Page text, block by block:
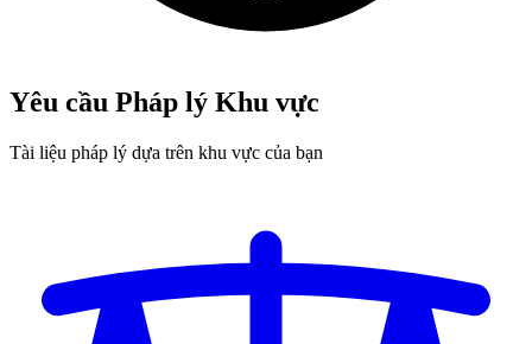
Yêu cầu Pháp lý Khu vực
Tài liệu pháp lý dựa trên khu vực của bạn